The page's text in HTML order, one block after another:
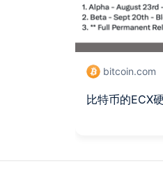
bitcoin.com
比特币的ECX